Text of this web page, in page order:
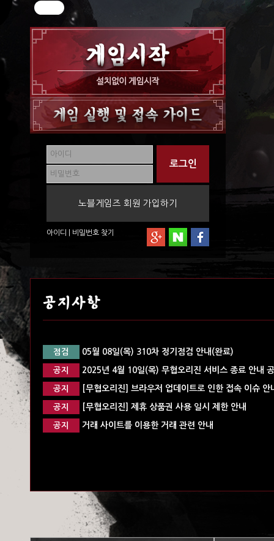
노블게임즈 회원 가입하기
아이디 비밀번호 찾기
공지사항
점검 05월 08일(목) 310차 정기점검 안내(완료)
공지 2025년 4월 10일(목) 무협오리진 서비스 종료 안내
공지 [무협오리진] 브라우저 업데이트로 인한 접속 이슈 안
공지 [무협오리진] 제휴 상품권 사용 일시 제한 안내
공지 거래 사이트를 이용한 거래 관련 안내